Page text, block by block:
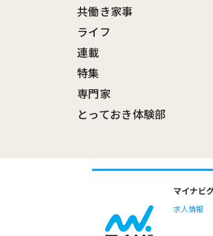
共働き家事
ライフ
連載
特集
専門家
とっておき体験部
マイナビ
求人情報